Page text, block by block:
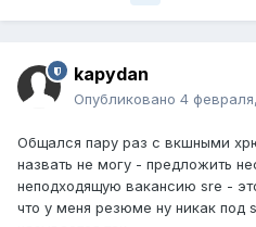
kapydan
Опубликовано 4
Общался пару раз с вкшными
назвать не могу - предложить
неподходящую вакансию sre -
что у меня резюме ну никак под